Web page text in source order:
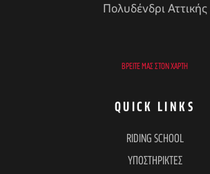
Πολυδένδρι Αττικής
ΒΡΕΊΤΕ ΜΑΣ ΣΤΟΝ ΧΆΡΤΗ
QUICK LINKS
RIDING SCHOOL
ΥΠΟΣΤΗΡΙΚΤΕΣ